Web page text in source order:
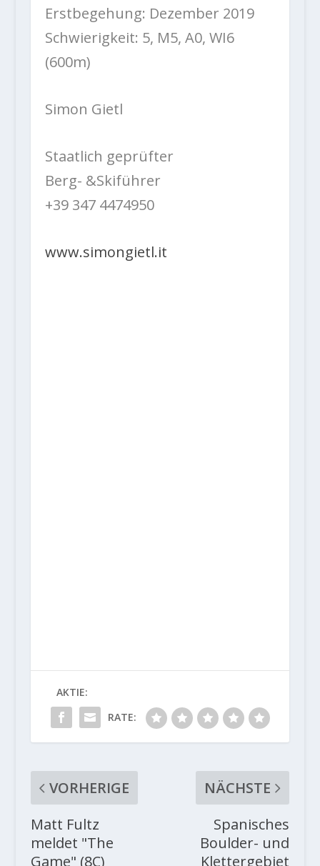
Erstbegehung: Dezember 2019
Schwierigkeit: 5, M5, A0, WI6
(600m)
Simon Gietl
Staatlich geprüfter
Berg- &Skiführer
+39 347 4474950
www.simongietl.it
AKTIE:
RATE:
VORHERIGE
Matt Fultz
meldet "The
Game" (8C)
NÄCHSTE
Spanisches
Boulder- und
Klettergebiet